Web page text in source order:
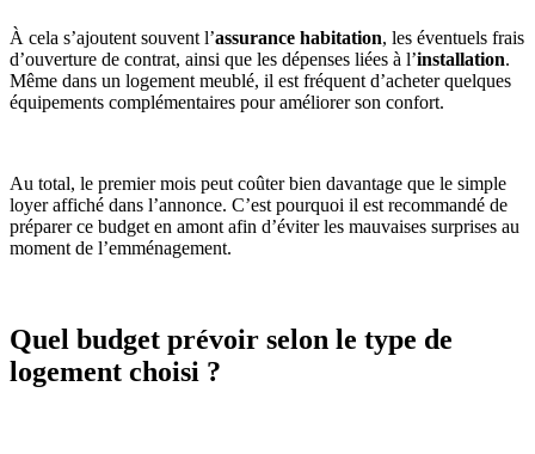
À cela s’ajoutent souvent l’assurance habitation, les éventuels frais
d’ouverture de contrat, ainsi que les dépenses liées à l’installation.
Même dans un logement meublé, il est fréquent d’acheter quelques
équipements complémentaires pour améliorer son confort.
Au total, le premier mois peut coûter bien davantage que le simple
loyer affiché dans l’annonce. C’est pourquoi il est recommandé de
préparer ce budget en amont afin d’éviter les mauvaises surprises au
moment de l’emménagement.
Quel budget prévoir selon le type de
logement choisi ?